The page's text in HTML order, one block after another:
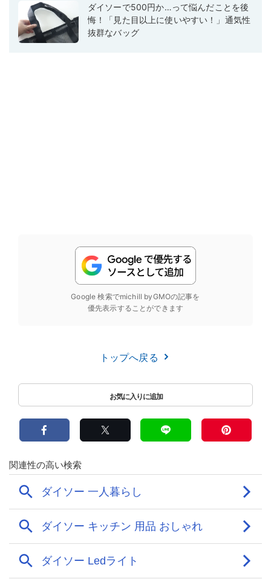
ダイソーで500円か…って悩んだことを後
悔！「見た目以上に使いやすい！」通気性
抜群なバッグ
Google 検索でmichill byGMOの記事を
優先表示することができます
トップへ戻る